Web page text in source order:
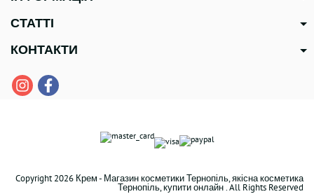
СТАТТІ
КОНТАКТИ
Copyright 2026 Крем - Магазин косметики Тернопіль, якісна косметика
Тернопіль, купити онлайн . All Rights Reserved